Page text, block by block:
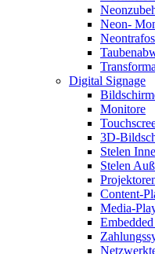
Neon-
Neontrafos
Digital Signage
Monitore
3D-
Stelen
Stelen
Content-
Media-